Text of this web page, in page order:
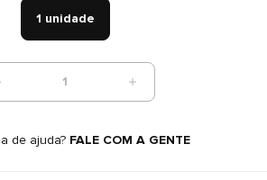
1 unidade
1
de ajuda? FALE COM A GENTE